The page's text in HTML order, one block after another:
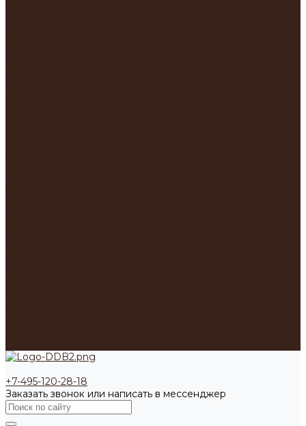
+7-495-120-28-18
Заказать звонок или написать в мессенджер